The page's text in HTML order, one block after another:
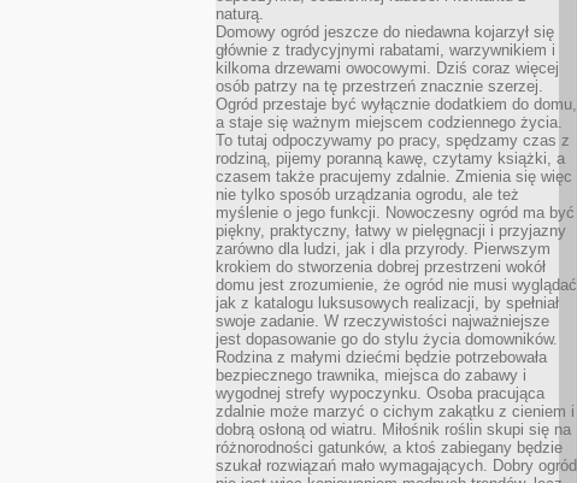
naturą.
Domowy ogród jeszcze do niedawna kojarzył się
głównie z tradycyjnymi rabatami, warzywnikiem i
kilkoma drzewami owocowymi. Dziś coraz więcej
osób patrzy na tę przestrzeń znacznie szerzej.
Ogród przestaje być wyłącznie dodatkiem do domu,
a staje się ważnym miejscem codziennego życia.
To tutaj odpoczywamy po pracy, spędzamy czas z
rodziną, pijemy poranną kawę, czytamy książki, a
czasem także pracujemy zdalnie. Zmienia się więc
nie tylko sposób urządzania ogrodu, ale też
myślenie o jego funkcji. Nowoczesny ogród ma być
piękny, praktyczny, łatwy w pielęgnacji i przyjazny
zarówno dla ludzi, jak i dla przyrody. Pierwszym
krokiem do stworzenia dobrej przestrzeni wokół
domu jest zrozumienie, że ogród nie musi wyglądać
jak z katalogu luksusowych realizacji, by spełniał
swoje zadanie. W rzeczywistości najważniejsze
jest dopasowanie go do stylu życia domowników.
Rodzina z małymi dziećmi będzie potrzebowała
bezpiecznego trawnika, miejsca do zabawy i
wygodnej strefy wypoczynku. Osoba pracująca
zdalnie może marzyć o cichym zakątku z cieniem i
dobrą osłoną od wiatru. Miłośnik roślin skupi się na
różnorodności gatunków, a ktoś zabiegany będzie
szukał rozwiązań mało wymagających. Dobry ogród